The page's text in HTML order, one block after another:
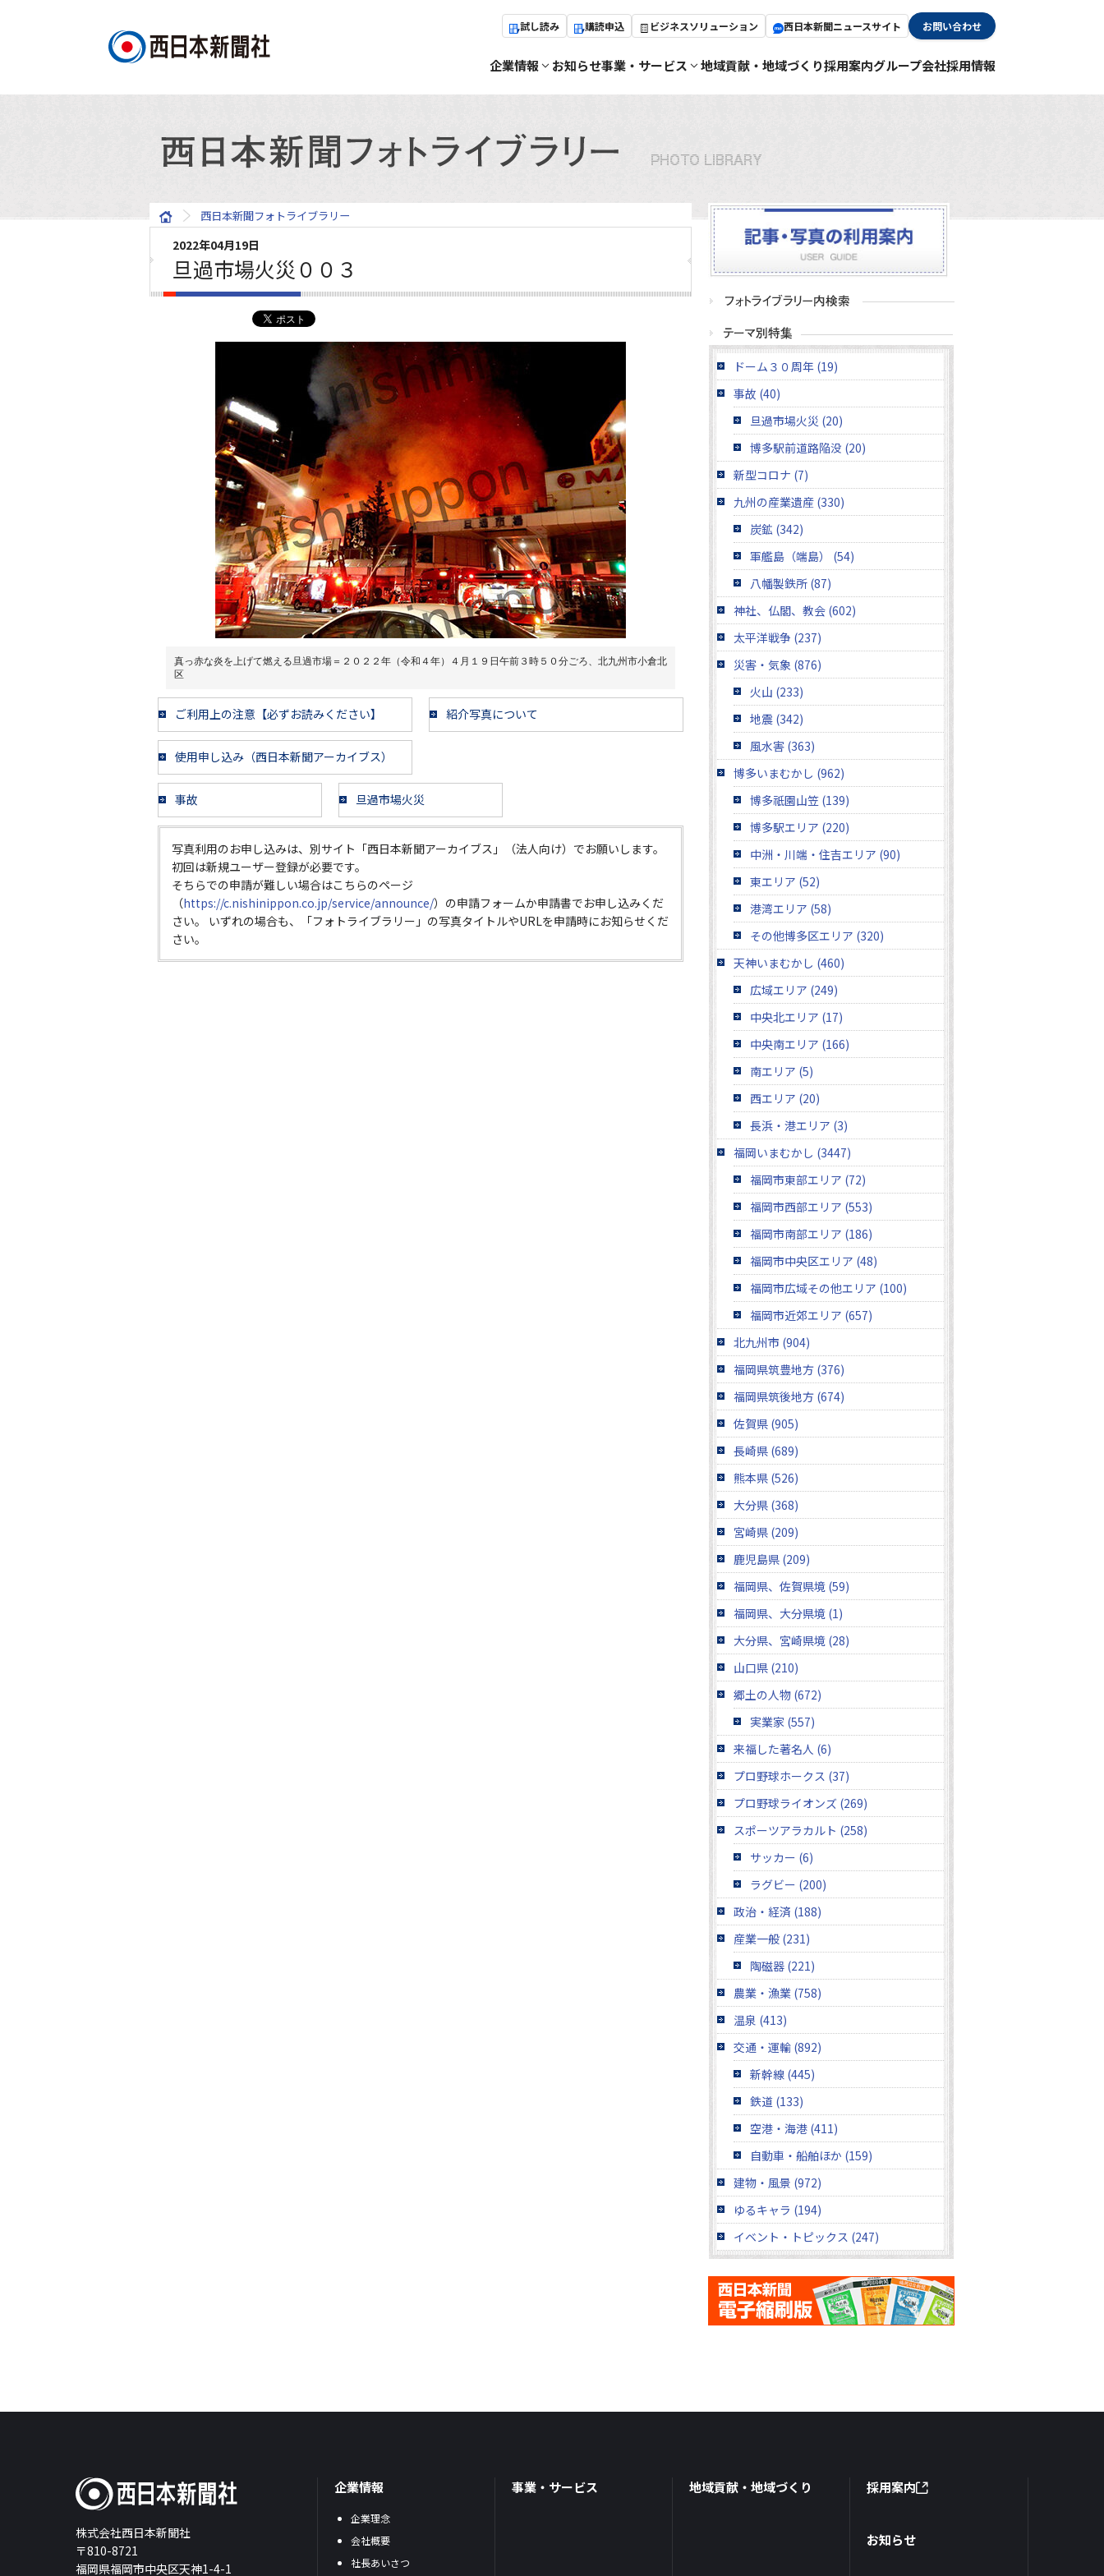
試し読み 購読申込 ビジネスソリューション 西日本新聞ニュースサイト お問い合わせ
企業情報 お知らせ事業・サービス 地域貢献・地域づくり採用案内グループ会社採用情報
西日本新聞フォトライブラリー
2022年04月19日
旦過市場火災００３
真っ赤な炎を上げて燃える旦過市場＝２０２２年（令和４年）４月１９日午前３時５０分ごろ、北九州市小倉北
区
ご利用上の注意【必ずお読みください】 紹介写真について
使用申し込み（西日本新聞アーカイブス）
事故 旦過市場火災
写真利用のお申し込みは、別サイト「西日本新聞アーカイブス」（法人向け）でお願いします。
初回は新規ユーザー登録が必要です。
そちらでの申請が難しい場合はこちらのページ
（https://c.nishinippon.co.jp/service/announce/）の申請フォームか申請書でお申し込みくだ
さい。 いずれの場合も、「フォトライブラリー」の写真タイトルやURLを申請時にお知らせくだ
さい。
ドーム３０周年 (19)
事故 (40)
旦過市場火災 (20)
博多駅前道路陥没 (20)
新型コロナ (7)
九州の産業遺産 (330)
炭鉱 (342)
軍艦島（端島） (54)
八幡製鉄所 (87)
神社、仏閣、教会 (602)
太平洋戦争 (237)
災害・気象 (876)
火山 (233)
地震 (342)
風水害 (363)
博多いまむかし (962)
博多祇園山笠 (139)
博多駅エリア (220)
中洲・川端・住吉エリア (90)
東エリア (52)
港湾エリア (58)
その他博多区エリア (320)
天神いまむかし (460)
広域エリア (249)
中央北エリア (17)
中央南エリア (166)
南エリア (5)
西エリア (20)
長浜・港エリア (3)
福岡いまむかし (3447)
福岡市東部エリア (72)
福岡市西部エリア (553)
福岡市南部エリア (186)
福岡市中央区エリア (48)
福岡市広域その他エリア (100)
福岡市近郊エリア (657)
北九州市 (904)
福岡県筑豊地方 (376)
福岡県筑後地方 (674)
佐賀県 (905)
長崎県 (689)
熊本県 (526)
大分県 (368)
宮崎県 (209)
鹿児島県 (209)
福岡県、佐賀県境 (59)
福岡県、大分県境 (1)
大分県、宮崎県境 (28)
山口県 (210)
郷土の人物 (672)
実業家 (557)
来福した著名人 (6)
プロ野球ホークス (37)
プロ野球ライオンズ (269)
スポーツアラカルト (258)
サッカー (6)
ラグビー (200)
政治・経済 (188)
産業一般 (231)
陶磁器 (221)
農業・漁業 (758)
温泉 (413)
交通・運輸 (892)
新幹線 (445)
鉄道 (133)
空港・海港 (411)
自動車・船舶ほか (159)
建物・風景 (972)
ゆるキャラ (194)
イベント・トピックス (247)
株式会社西日本新聞社
〒810-8721
福岡県福岡市中央区天神1-4-1
企業情報
企業理念
会社概要
社長あいさつ
事業・サービス 地域貢献・地域づくり 採用案内
お知らせ